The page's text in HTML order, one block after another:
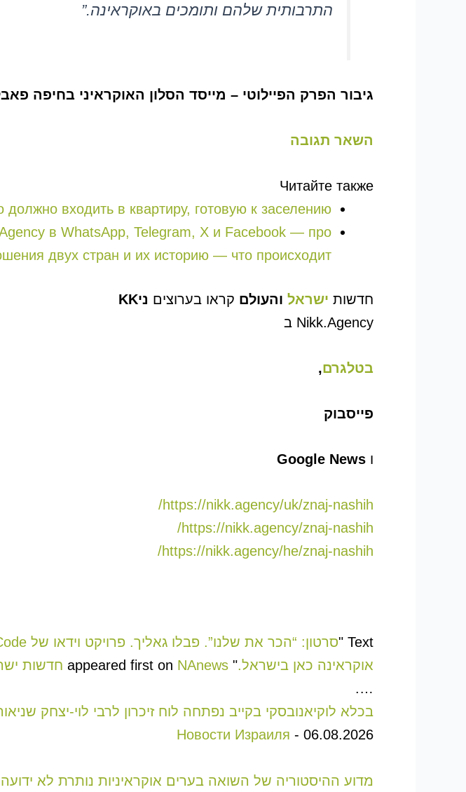
התרבותית שלהם ותומכים באוקראינה.”
גיבור הפרק הפיילוטי – מייסד הסלון האוקראיני בחיפה
השאר תגובה
Читайте также
входить в квартиру, готовую к заселению
в WhatsApp, Telegram, X и Facebook — про
двух стран и их историю — что происходит?
חדשות ישראל והעולם קראו בערוצים ניKK
Nikk.Agency ב
בטלגרם,
פייסבוק
ו
https://nikk.agency/uk/znaj-nashih/
https://nikk.agency/znaj-nashih/
https://nikk.agency/he/znaj-nashih/
Text "
אוקראינה כאן בישראל." appeared first on NAnews חדשות ישראל Nikk.Agency
….
בכלא לוקיאנובסקי בקייב נפתחה לוח זיכרון לרבי לוי-יצחק
06.08.2026
-
Новости Израиля
מדוע ההיסטוריה של השואה בערים אוקראיניות נותרת לא ידועה